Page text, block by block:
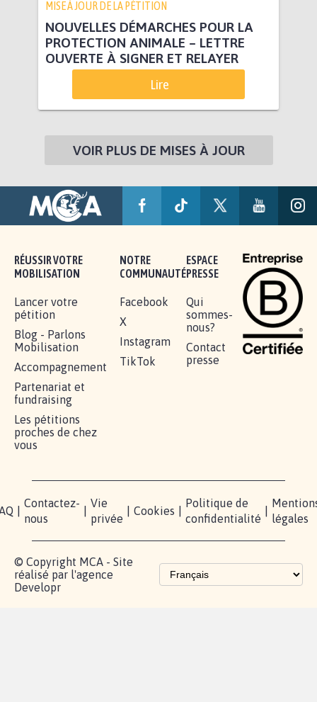
MISE À JOUR DE LA PÉTITION
NOUVELLES DÉMARCHES POUR LA
PROTECTION ANIMALE – LETTRE
OUVERTE À SIGNER ET RELAYER
Lire
VOIR PLUS DE MISES À JOUR
RÉUSSIR VOTRE
MOBILISATION
Lancer votre
pétition
Blog - Parlons
Mobilisation
Accompagnement
Partenariat et
fundraising
Les pétitions
proches de chez
vous
NOTRE
COMMUNAUTÉ
Facebook
X
Instagram
TikTok
ESPACE
PRESSE
Qui
sommes-
nous?
Contact
presse
Contactez-
nous
Vie
privée
Cookies
Politique de
confidentialité
légales
© Copyright MCA - Site
réalisé par l'agence
Developr